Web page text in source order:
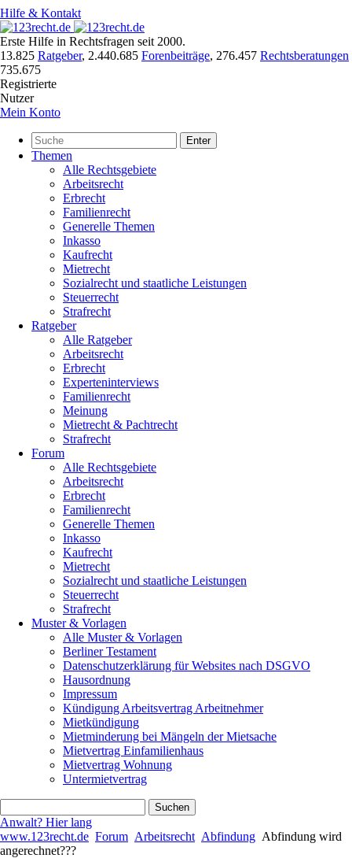
Hilfe & Kontakt
Erste Hilfe in Rechtsfragen seit 2000.
13.825 Ratgeber, 2.440.685 Forenbeiträge, 276.457 Rechtsberatungen
735.675
Registrierte
Nutzer
Mein Konto
Enter
Themen
Alle Rechtsgebiete
Arbeitsrecht
Erbrecht
Familienrecht
Generelle Themen
Inkasso
Kaufrecht
Mietrecht
Sozialrecht und staatliche Leistungen
Steuerrecht
Strafrecht
Ratgeber
Alle Ratgeber
Arbeitsrecht
Erbrecht
Experteninterviews
Familienrecht
Meinung
Mietrecht & Pachtrecht
Strafrecht
Forum
Alle Rechtsgebiete
Arbeitsrecht
Erbrecht
Familienrecht
Generelle Themen
Inkasso
Kaufrecht
Mietrecht
Sozialrecht und staatliche Leistungen
Steuerrecht
Strafrecht
Muster & Vorlagen
Alle Muster & Vorlagen
Berliner Testament
Datenschutzerklärung für Websites nach DSGVO
Hausordnung
Impressum
Kündigung Arbeitsvertrag Arbeitnehmer
Mietkündigung
Mietminderung bei Mängeln der Mietsache
Mietvertrag Einfamilienhaus
Mietvertrag Wohnung
Untermietvertrag
Anwalt? Hier lang
www.123recht.de Forum Arbeitsrecht Abfindung Abfindung wird
angerechnet???